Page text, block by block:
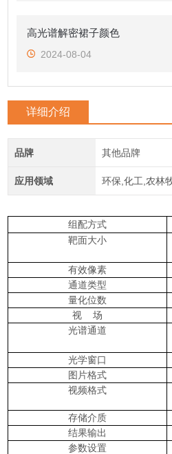
高光谱解密裙子颜色
2024-08-04
详细介绍
品牌 其他品牌
应用领域 环保,化工,农林
组配方式
靶面大小
有效像素
通道类型
量化位数
视 场
光谱通道
光学窗口
图片格式
视频格式
存储介质
结果输出
参数设置